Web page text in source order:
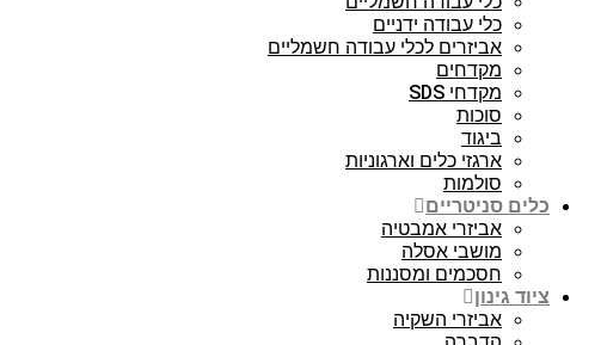
כלי עבודה ידניים
אביזרים לכלי עבודה חשמליים
מקדחים
מקדחי SDS
סוכות
ביגוד
ארגזי כלים וארגוניות
סולמות
כלים סניטריים
אביזרי אמבטיה
מושבי אסלה
חסכמים ומסננות
ציוד גינון
אביזרי השקיה